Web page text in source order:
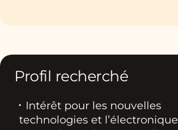
Profil recherché
Intérêt pour les nouvelles
technologies et l’électronique